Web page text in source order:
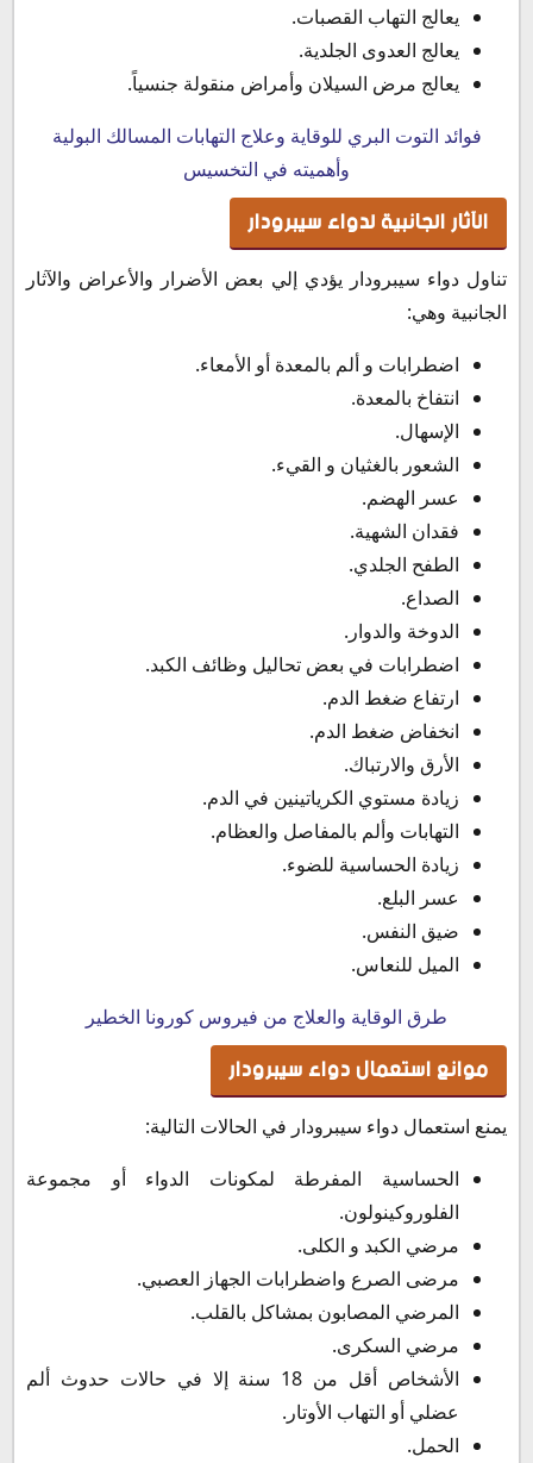
يعالج التهاب القصبات.
يعالج العدوى الجلدية.
يعالج مرض السيلان وأمراض منقولة جنسياً.
فوائد التوت البري للوقاية وعلاج التهابات المسالك البولية
وأهميته في التخسيس
الآثار الجانبية لدواء سيبرودار
تناول دواء سيبرودار يؤدي إلي بعض الأضرار والأعراض والآثار
الجانبية وهي:
اضطرابات و ألم بالمعدة أو الأمعاء.
انتفاخ بالمعدة.
الإسهال.
الشعور بالغثيان و القيء.
عسر الهضم.
فقدان الشهية.
الطفح الجلدي.
الصداع.
الدوخة والدوار.
اضطرابات في بعض تحاليل وظائف الكبد.
ارتفاع ضغط الدم.
انخفاض ضغط الدم.
الأرق والارتباك.
زيادة مستوي الكرياتينين في الدم.
التهابات وألم بالمفاصل والعظام.
زيادة الحساسية للضوء.
عسر البلع.
ضيق النفس.
الميل للنعاس.
طرق الوقاية والعلاج من فيروس كورونا الخطير
موانع استعمال دواء سيبرودار
يمنع استعمال دواء سيبرودار في الحالات التالية:
الحساسية المفرطة لمكونات الدواء أو مجموعة
الفلوروكينولون.
مرضي الكبد و الكلى.
مرضى الصرع واضطرابات الجهاز العصبي.
المرضي المصابون بمشاكل بالقلب.
مرضي السكرى.
الأشخاص أقل من 18 سنة إلا في حالات حدوث ألم
عضلي أو التهاب الأوتار.
الحمل.